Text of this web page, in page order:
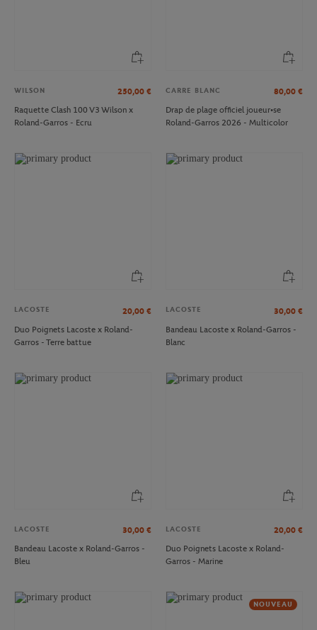
WILSON 250,00 €
Raquette Clash 100 V3 Wilson x
Roland-Garros - Ecru
CARRE BLANC 80,00 €
Drap de plage officiel joueur•se
Roland-Garros 2026 - Multicolor
LACOSTE 20,00 €
Duo Poignets Lacoste x Roland-
Garros - Terre battue
LACOSTE 30,00 €
Bandeau Lacoste x Roland-Garros -
Blanc
LACOSTE 30,00 €
Bandeau Lacoste x Roland-Garros -
Bleu
LACOSTE 20,00 €
Duo Poignets Lacoste x Roland-
Garros - Marine
NOUVEAU